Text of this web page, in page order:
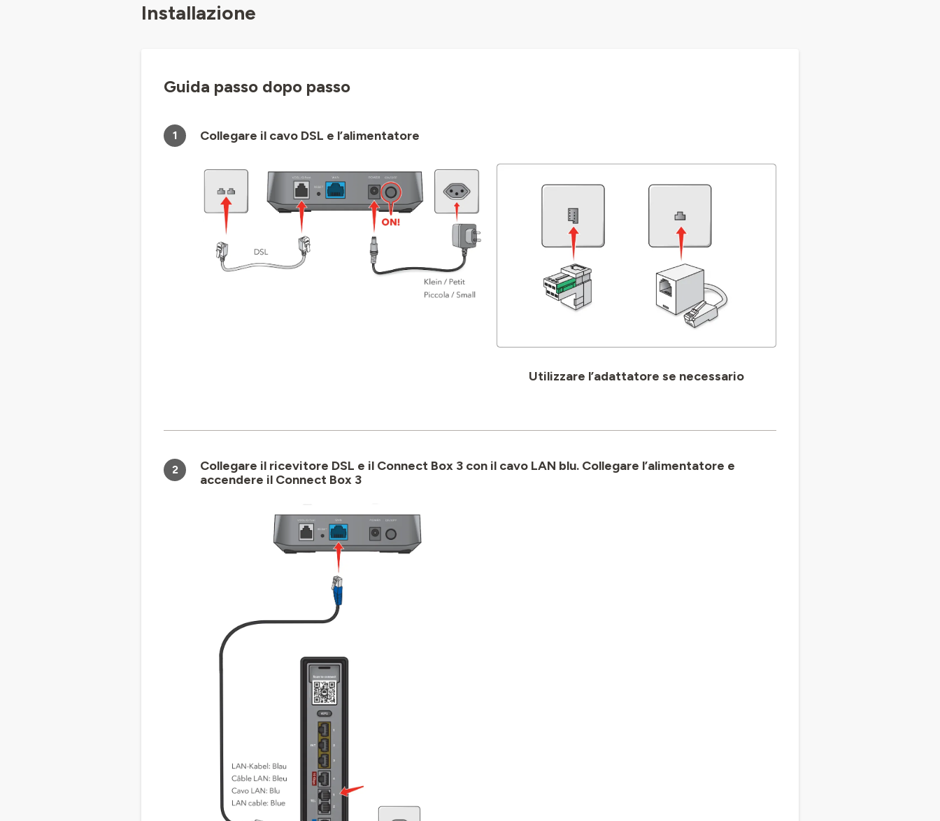
Installazione
Guida passo dopo passo
1 Collegare il cavo DSL e l’alimentatore
Utilizzare l’adattatore se necessario
2
Collegare il ricevitore DSL e il Connect Box 3 con il cavo LAN blu. Collegare l’alimentatore e
accendere il Connect Box 3